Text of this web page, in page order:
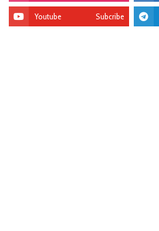
Youtube Subcribe